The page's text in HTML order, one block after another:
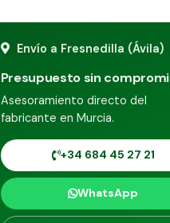
Envío a Fresnedilla (Ávila)
Presupuesto sin
Asesoramiento directo del
fabricante en Murcia.
+34 684 45 27 21
WhatsApp